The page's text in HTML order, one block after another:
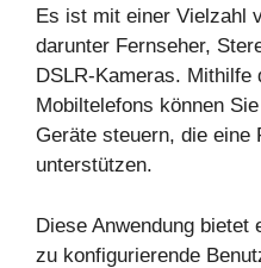
Es ist mit einer Vielzahl
darunter Fernseher,
DSLR-Kameras.
Mobiltelefons können
Geräte steuern, die eine
unterstützen.
Diese Anwendung bietet
zu konfigurierende